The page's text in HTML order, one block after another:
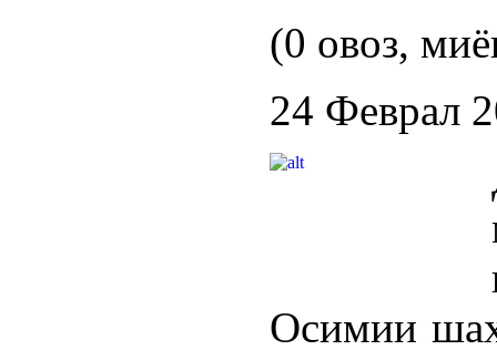
(0 овоз,
24 Феврал
Осимии